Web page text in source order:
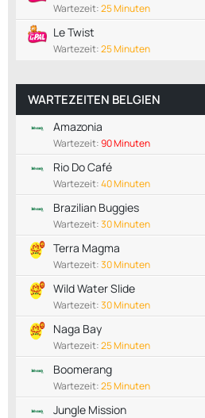
Wartezeit:25 Minuten
Le Twist
Wartezeit:25 Minuten
WARTEZEITEN BELGIEN
Amazonia
Wartezeit:90 Minuten
Rio Do Café
Wartezeit:40 Minuten
Brazilian Buggies
Wartezeit:30 Minuten
Terra Magma
Wartezeit:30 Minuten
Wild Water Slide
Wartezeit:30 Minuten
Naga Bay
Wartezeit:25 Minuten
Boomerang
Wartezeit:25 Minuten
Jungle Mission